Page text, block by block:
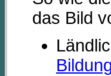
das Bild